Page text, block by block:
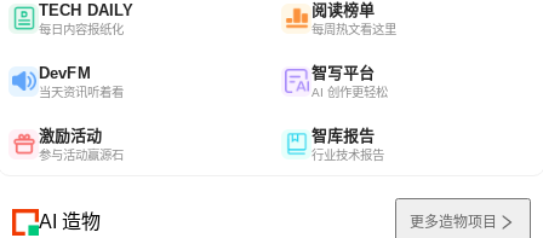
TECH DAILY
每日内容报纸化
阅读榜单
每周热文看这里
DevFM
当天资讯听着看
智写平台
AI 创作更轻松
激励活动
参与活动赢源石
智库报告
行业技术报告
AI 造物 更多造物项目